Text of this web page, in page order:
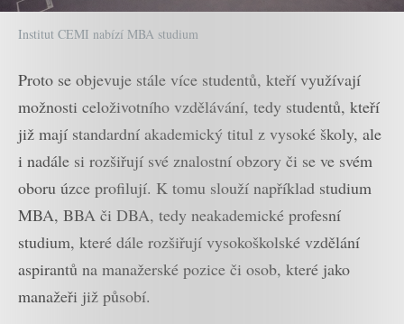
Institut CEMI nabízí MBA studium
Proto se objevuje stále více studentů, kteří využívají
možnosti celoživotního vzdělávání, tedy studentů, kteří
již mají standardní akademický titul z vysoké školy, ale
i nadále si rozšiřují své znalostní obzory či se ve svém
oboru úzce profilují. K tomu slouží například studium
MBA, BBA či DBA, tedy neakademické profesní
studium, které dále rozšiřují vysokoškolské vzdělání
aspirantů na manažerské pozice či osob, které jako
manažeři již působí.